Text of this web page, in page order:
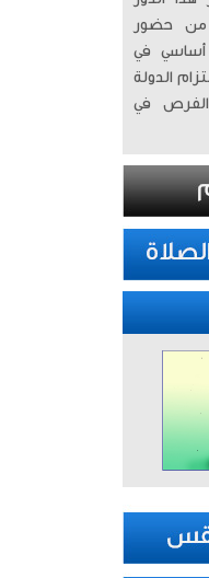
من حضور
أساسي في
الدولة
الفرص في